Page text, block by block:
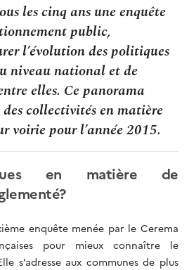
les cinq ans une enquête
public,
l’évolution des politiques
niveau national et de
elles. Ce panorama
collectivités en matière
voirie pour l’année 2015.
en matière de
enquête menée par le Cerema
pour mieux connaître le
s’adresse aux communes de plus